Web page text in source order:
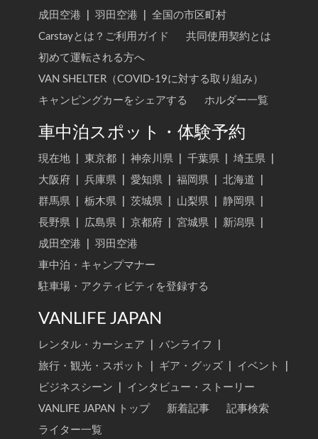
成田空港
羽田空港
全国の市区町村
Carstayとは？ご利用ガイド
共同使用契約とは
初めて運転される方へ
VAN SHELTER（COVID-19に対する取り組み）
キャンピングカーをシェアする
ホルダー一覧
車中泊スポット・体験予約
現在地 東京都 神奈川県 千葉県 埼玉県
大阪府
兵庫県 愛知県 福岡県 北海道
群馬県
栃木県 茨城県 山梨県 静岡県
長野県
広島県 京都府 宮城県 新潟県
成田空港
羽田空港
車中泊・キャンプマナー
駐車場・アクティビティを登録する
VANLIFE JAPAN
レンタル・カーシェア バンライフ
旅行・観光・スポット
ギア・グッズ イベント
ビジネスシーン
インタビュー・ストーリー
VANLIFE JAPAN トップ
新着記事
記事検索
ライター一覧